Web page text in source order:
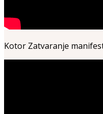
Kotor Zatvaranje